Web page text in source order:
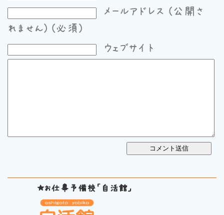
メールアドレス (公開さ
れません) (必須)
ウェブサイト
★お仕事予備校「自活館」